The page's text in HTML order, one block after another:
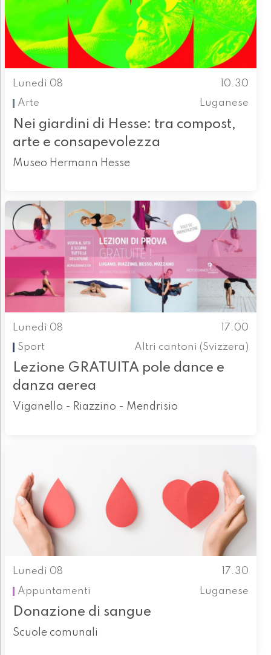
Lunedì 08
10.30
Arte
Luganese
Nei giardini di Hesse: tra compost,
arte e consapevolezza
Museo Hermann Hesse
Lunedì 08
17.00
Sport
Altri cantoni (Svizzera)
Lezione GRATUITA pole dance e
danza aerea
Viganello - Riazzino - Mendrisio
Lunedì 08
17.30
Appuntamenti
Luganese
Donazione di sangue
Scuole comunali